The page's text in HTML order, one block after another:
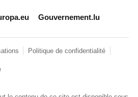
Gouvernement.lu
Politique de confidentialité